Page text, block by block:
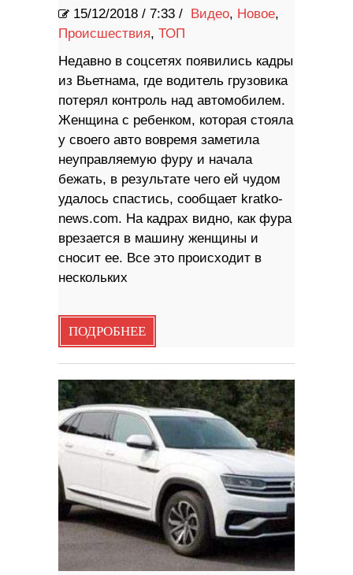
15/12/2018 / 7:33 / Видео, Новое,
Происшествия, ТОП
Недавно в соцсетях появились кадры
из Вьетнама, где водитель грузовика
потерял контроль над автомобилем.
Женщина с ребенком, которая стояла
у своего авто вовремя заметила
неуправляемую фуру и начала
бежать, в результате чего ей чудом
удалось спастись, сообщает kratko-
news.com. На кадрах видно, как фура
врезается в машину женщины и
сносит ее. Все это происходит в
нескольких
ПОДРОБНЕЕ